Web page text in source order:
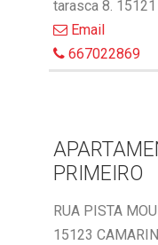
tarasca 8.
Email
667022869
PRIMEIRO
RUA PISTA
15123